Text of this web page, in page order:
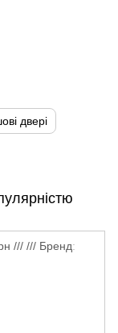
двері